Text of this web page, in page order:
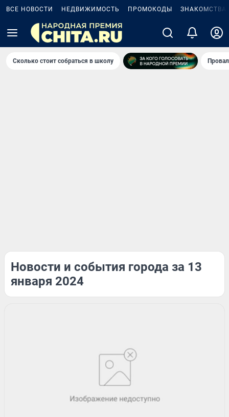
ВСЕ НОВОСТИ НЕДВИЖИМОСТЬ ПРОМОКОДЫ ЗНАКОМСТВА
Сколько стоит собраться в школу
Новости и события города за 13
января 2024